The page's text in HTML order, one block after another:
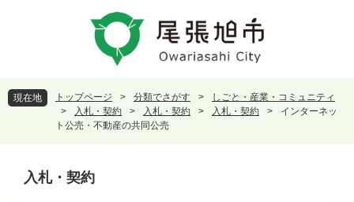
頭
で
飛
ば
現在地 トップページ > 分類でさがす >
しごと・産業・コミュニティ
>
入札・契約 > 入札・契約 > 入札・契約 >
インターネッ
ト公売・不動産の共同公売
入札・契約